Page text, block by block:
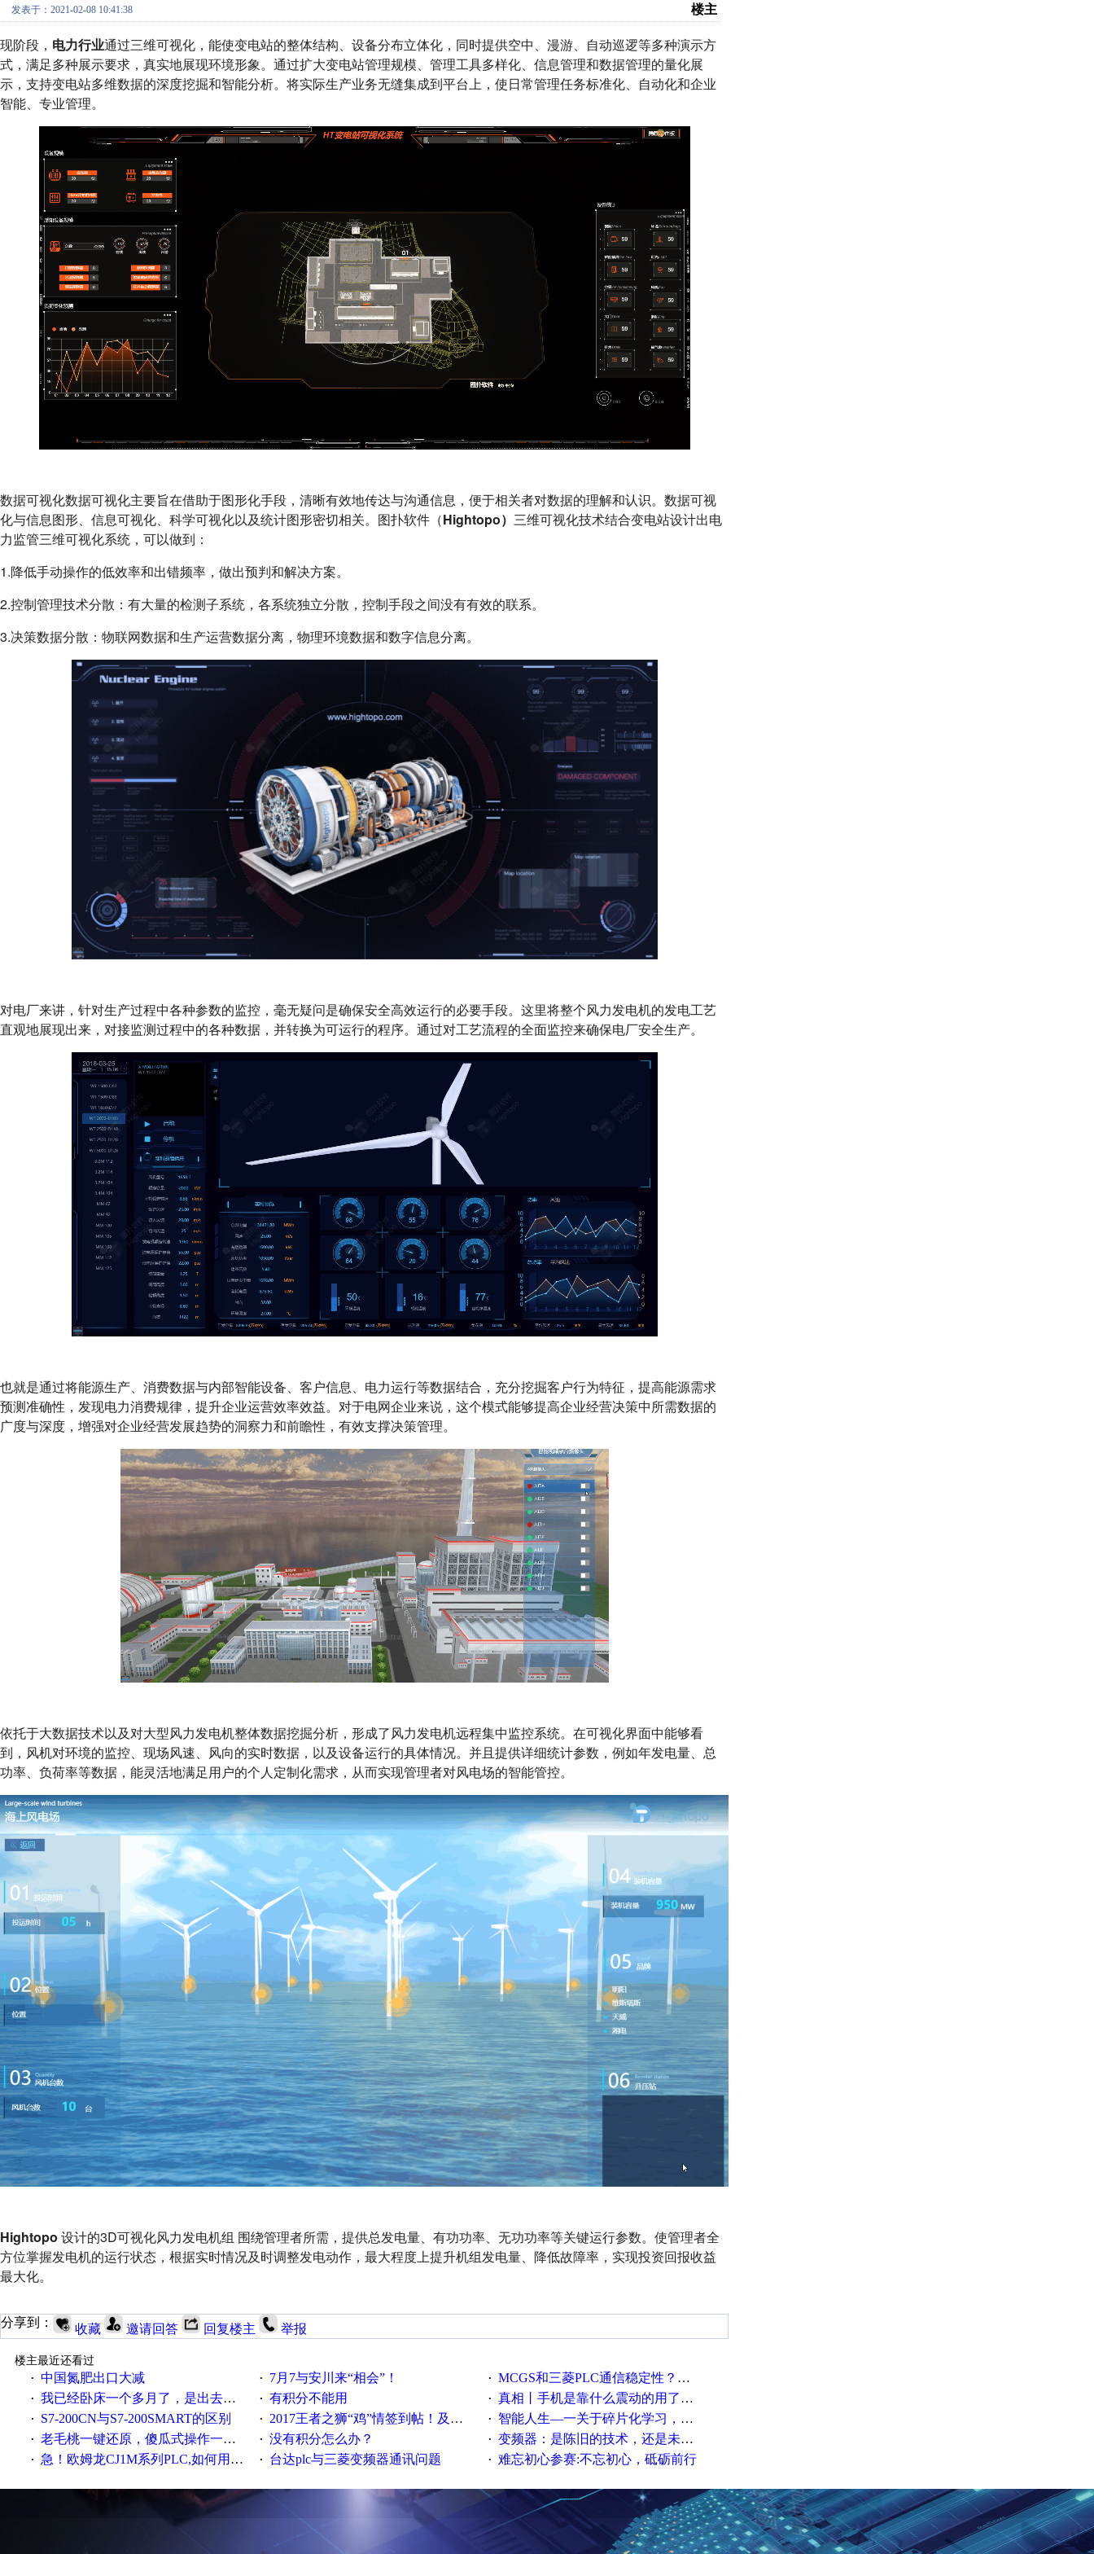
发表于：2021-02-08 10:41:38 楼主
现阶段， 电力行业通过三维可视化，能使变电站的整体结构、设备分布立体化，同时提供空中、漫游、自动巡逻等多种演示方
式，满足多种展示要求，真实地展现环境形象。通过扩大变电站管理规模、管理工具多样化、信息管理和数据管理的量化展
示，支持变电站多维数据的深度挖掘和智能分析。将实际生产业务无缝集成到平台上，使日常管理任务标准化、自动化和企业
智能、专业管理。
数据可视化数据可视化主要旨在借助于图形化手段，清晰有效地传达与沟通信息，便于相关者对数据的理解和认识。数据可视
化与信息图形、信息可视化、科学可视化以及统计图形密切相关。图扑软件（Hightopo） 三维可视化技术结合变电站设计出电
力监管三维可视化系统，可以做到：
1.降低手动操作的低效率和出错频率，做出预判和解决方案。
2.控制管理技术分散：有大量的检测子系统，各系统独立分散，控制手段之间没有有效的联系。
3.决策数据分散：物联网数据和生产运营数据分离，物理环境数据和数字信息分离。
对电厂来讲，针对生产过程中各种参数的监控，毫无疑问是确保安全高效运行的必要手段。这里将整个风力发电机的发电工艺
直观地展现出来，对接监测过程中的各种数据，并转换为可运行的程序。通过对工艺流程的全面监控来确保电厂安全生产。
也就是通过将能源生产、消费数据与内部智能设备、客户信息、电力运行等数据结合，充分挖掘客户行为特征，提高能源需求
预测准确性，发现电力消费规律，提升企业运营效率效益。对于电网企业来说，这个模式能够提高企业经营决策中所需数据的
广度与深度，增强对企业经营发展趋势的洞察力和前瞻性，有效支撑决策管理。
依托于大数据技术以及对大型风力发电机整体数据挖掘分析，形成了风力发电机远程集中监控系统。在可视化界面中能够看
到，风机对环境的监控、现场风速、风向的实时数据，以及设备运行的具体情况。并且提供详细统计参数，例如年发电量、总
功率、负荷率等数据，能灵活地满足用户的个人定制化需求，从而实现管理者对风电场的智能管控。
Hightopo 设计的3D可视化风力发电机组 围绕管理者所需，提供总发电量、有功功率、无功功率等关键运行参数。使管理者全
方位掌握发电机的运行状态，根据实时情况及时调整发电动作，最大程度上提升机组发电量、降低故障率，实现投资回报收益
最大化。
分享到： 收藏 邀请回答 回复楼主 举报
楼主最近还看过
· 中国氮肥出口大减 · 7月7与安川来“相会”！ · MCGS和三菱PLC通信稳定性？？？
· 我已经卧床一个多月了，是出去安装机械手在高速遭遇车祸所致:大家工作都要特别注意啊 · 有积分不能用 · 真相丨手机是靠什么震动的用了这么多年才知道！
· S7-200CN与S7-200SMART的区别 · 2017王者之狮“鸡”情签到帖！及时更新在线研讨会预告 · 智能人生—一关于碎片化学习，看这一篇就够了！
· 老毛桃一键还原，傻瓜式操作一键轻松备份还原；程序为向导式安装，一键即可实现自动备份或还原系统。 · 没有积分怎么办？ · 变频器：是陈旧的技术，还是未来的幕后英雄？
· 急！欧姆龙CJ1M系列PLC,如何用时间控制变频器。要求时间在组态王中可以自由输入！拜托各位大神了！ · 台达plc与三菱变频器通讯问题 · 难忘初心参赛:不忘初心，砥砺前行